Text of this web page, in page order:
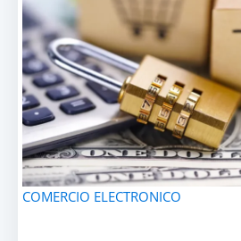
COMERCIO ELECTRONICO